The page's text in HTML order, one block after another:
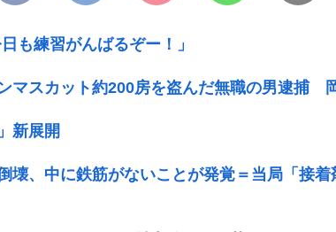
も練習がんばるぞー！」
マスカット約200房を盗んだ無職の男逮捕
新展開
壊、中に鉄筋がないことが発覚＝当局「接着